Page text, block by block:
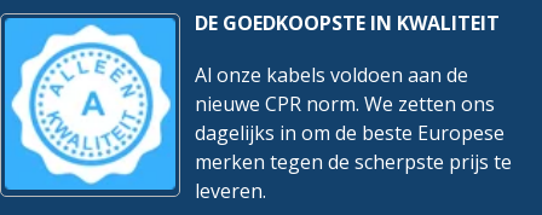
DE GOEDKOOPSTE IN KWALITEIT
Al onze kabels voldoen aan de
nieuwe CPR norm. We zetten ons
dagelijks in om de beste Europese
merken tegen de scherpste prijs te
leveren.